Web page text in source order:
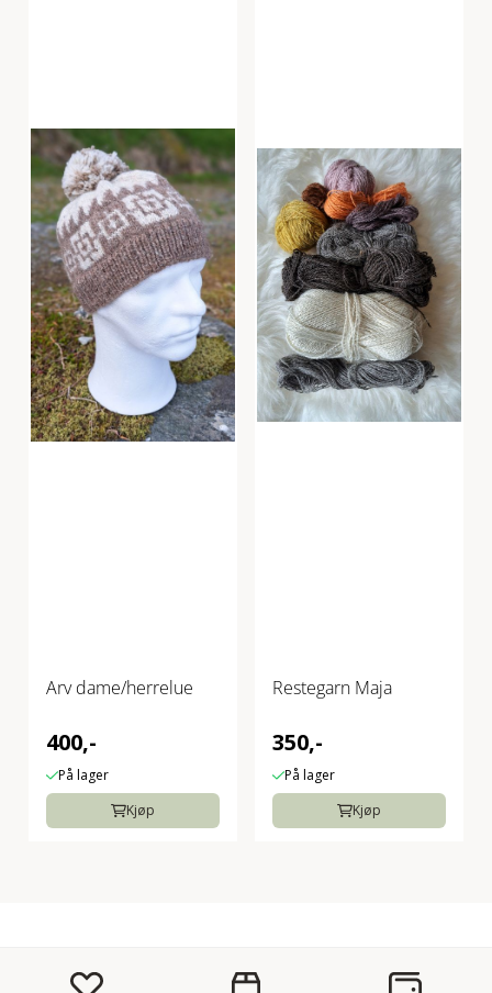
Arv dame/herrelue
400,-
På lager
Kjøp
Restegarn Maja
350,-
På lager
Kjøp